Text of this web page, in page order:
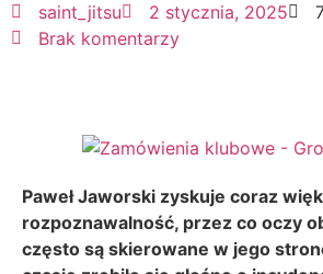
saint_jitsu 2 stycznia, 2025
Brak komentarzy
Paweł Jaworski zyskuje coraz
rozpoznawalność, przez co oczy
często są skierowane w jego